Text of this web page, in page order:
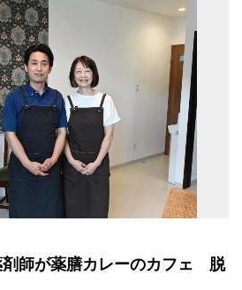
剤師が薬膳カレーのカフェ 脱